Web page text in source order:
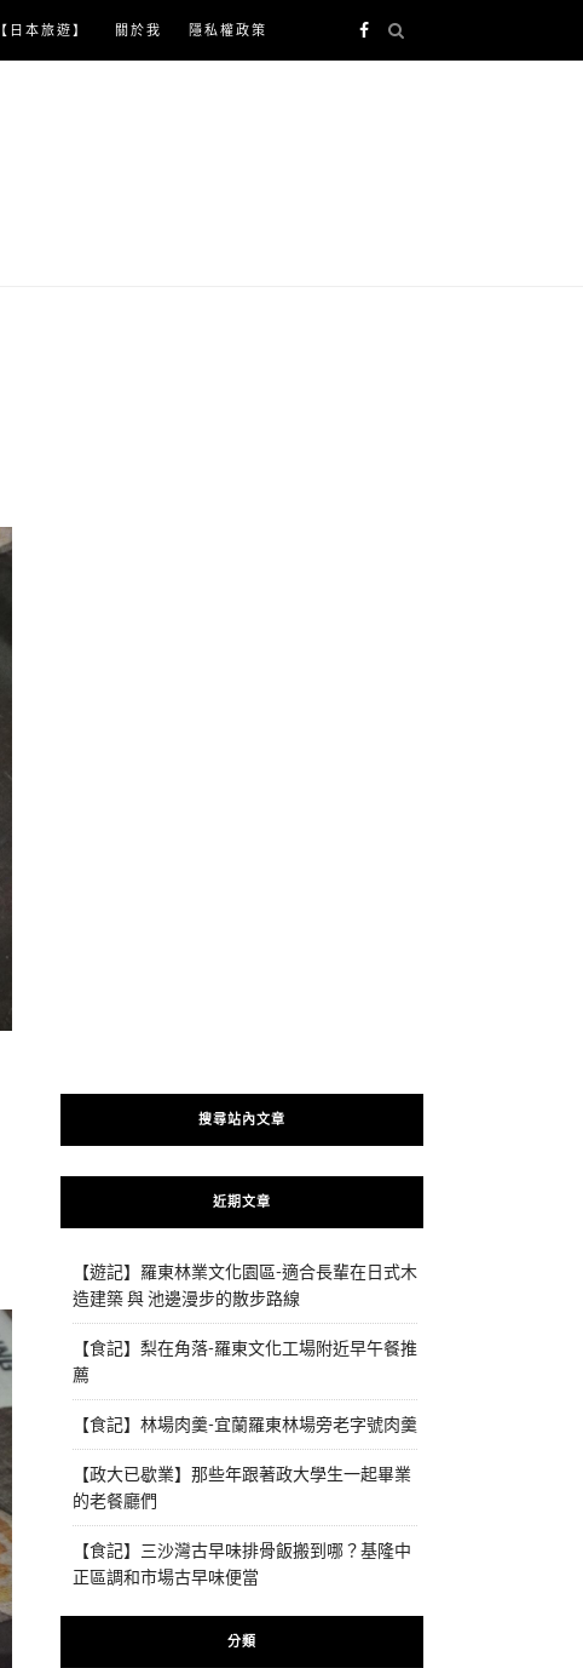
【日本旅遊】 關於我 隱私權政策
搜尋站內文章
近期文章
【遊記】羅東林業文化園區-適合長輩在日式木
造建築 與 池邊漫步的散步路線
【食記】梨在角落-羅東文化工場附近早午餐推
薦
【食記】林場肉羹-宜蘭羅東林場旁老字號肉羹
【政大已歇業】那些年跟著政大學生一起畢業
的老餐廳們
【食記】三沙灣古早味排骨飯搬到哪？基隆中
正區調和市場古早味便當
分類